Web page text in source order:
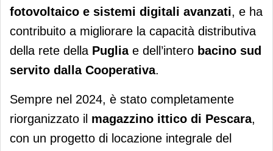
fotovoltaico e sistemi digitali avanzati, e ha
contribuito a migliorare la capacità distributiva
della rete della Pugliae dell’intero bacino sud
servito dalla Cooperativa.
Sempre nel 2024, è stato completamente
riorganizzato il magazzino ittico di Pescara,
con un progetto di locazione integrale del